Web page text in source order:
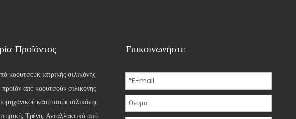
Προϊόντος
καουτσούκ ιατρικής σιλικόνης
προϊόν από καουτσούκ σιλικόνης
καουτσούκ σιλικόνης
Τρένο, Ανταλλακτικά από
Επικοινωνήστε